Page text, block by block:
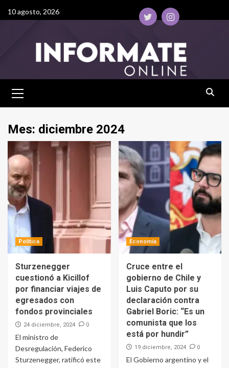
10 agosto, 2026
Mes: diciembre 2024
Política
Sturzenegger
cuestionó a Kicillof
por financiar viajes de
egresados con
fondos provinciales
24 diciembre, 2024 0
El ministro de
Desregulación, Federico
Sturzenegger, ratificó este
Economía
Cruce entre el
gobierno de Chile y
Luis Caputo por su
declaración contra
Gabriel Boric: “Es un
comunista que los
está por hundir”
19 diciembre, 2024 0
El Gobierno argentino y el